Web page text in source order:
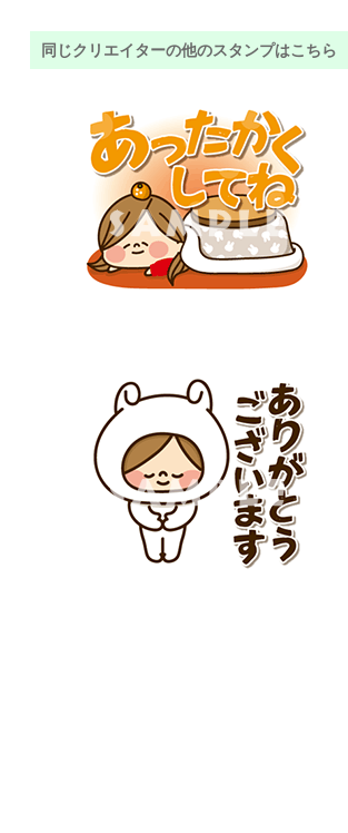
同じクリエイターの他のスタンプはこちら